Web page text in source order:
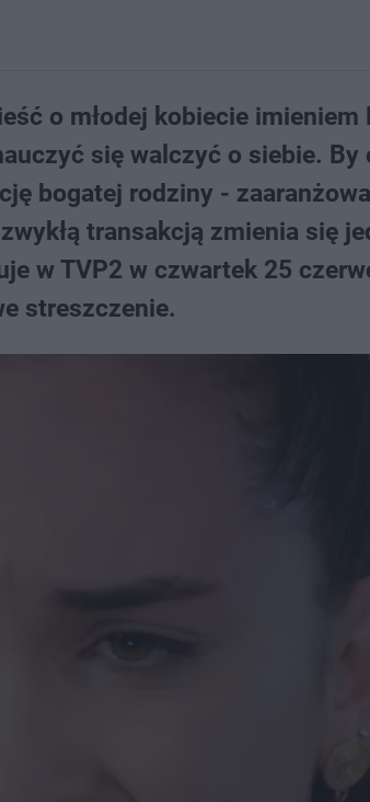
o młodej kobiecie
się walczyć o siebie. By
bogatej rodziny -
transakcją zmienia się
w TVP2 w czwartek 25
streszczenie.